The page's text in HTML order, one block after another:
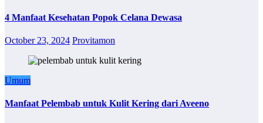
4 Manfaat Kesehatan Popok Celana Dewasa
October 23, 2024 Provitamon
Umum
Manfaat Pelembab untuk Kulit Kering dari Aveeno